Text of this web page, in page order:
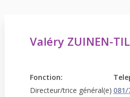
Valéry ZUINEN-
Fonction:
Directeur/trice général(e) 081/